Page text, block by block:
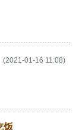
(2021-01-16 11:08)
饭